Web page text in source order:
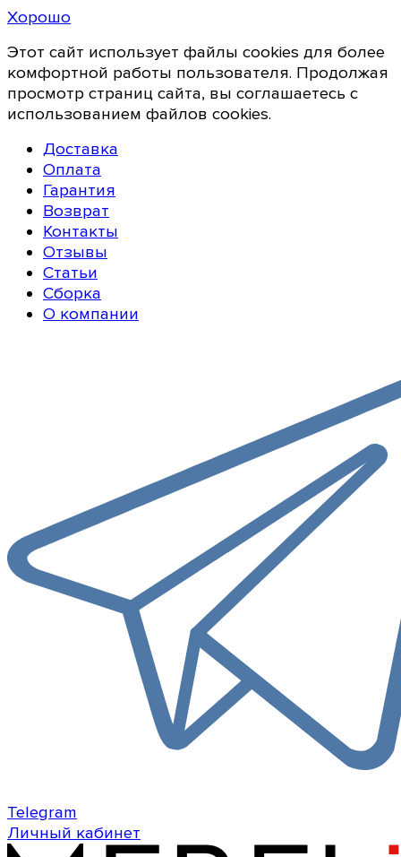
Хорошо
Этот сайт использует файлы cookies для более
комфортной работы пользователя. Продолжая
просмотр страниц сайта, вы соглашаетесь с
использованием файлов cookies.
Доставка
Оплата
Гарантия
Возврат
Контакты
Отзывы
Статьи
Сборка
О компании
Telegram
Личный кабинет